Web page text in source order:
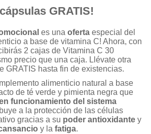
GRATIS!
es una oferta especial del
a base de vitamina C! Ahora, con
2 cajas de Vitamina C 30
precio que una caja. Llévate otra
GRATIS hasta fin de existencias.
alimenticio natural a base
de té verde y pimienta negra que
funcionamiento del sistema
a la protección de las células
gracias a su poder antioxidante y
y la fatiga.